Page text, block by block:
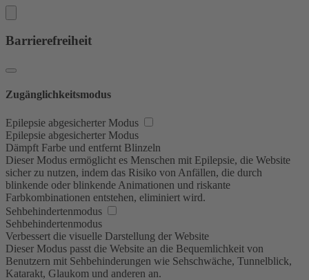
Barrierefreiheit
Zugänglichkeitsmodus
Epilepsie abgesicherter Modus
Epilepsie abgesicherter Modus
Dämpft Farbe und entfernt Blinzeln
Dieser Modus ermöglicht es Menschen mit Epilepsie, die Website
sicher zu nutzen, indem das Risiko von Anfällen, die durch
blinkende oder blinkende Animationen und riskante
Farbkombinationen entstehen, eliminiert wird.
Sehbehindertenmodus
Sehbehindertenmodus
Verbessert die visuelle Darstellung der Website
Dieser Modus passt die Website an die Bequemlichkeit von
Benutzern mit Sehbehinderungen wie Sehschwäche, Tunnelblick,
Katarakt, Glaukom und anderen an.